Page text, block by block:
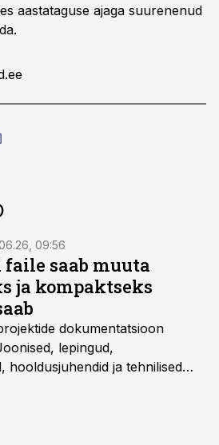
aastataguse ajaga suurenenud
09:56
saab muuta
ja kompaktseks
dokumentatsioon
lepingud,
hooldusjuhendid ja tehnilised